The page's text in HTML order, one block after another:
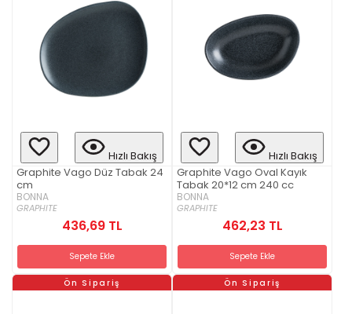
Hızlı Bakış
Graphite Vago Düz Tabak 24
cm
BONNA
GRAPHITE
436,69 TL
Sepete Ekle
Hızlı Bakış
Graphite Vago Oval Kayık
Tabak 20*12 cm 240 cc
BONNA
GRAPHITE
462,23 TL
Sepete Ekle
Ön Sipariş Ön Sipariş